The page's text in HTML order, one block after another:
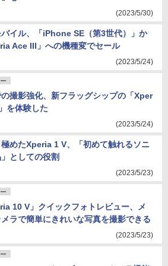
(2023/5/30)
バイル、「iPhone SE（第3世代）」か
Ace III」への機種変でセール
(2023/5/24)
撮影強化、新フラッグシップの「Xper
を体験した
(2023/5/24)
めたXperia 1 V、「初めて触れるソニ
としての役割
(2023/5/23)
10 V」クイックフォトレビュー、メ
ラで簡単にきれいな写真を撮影できる
(2023/5/23)